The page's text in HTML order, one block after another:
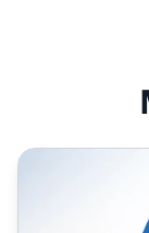
Wie der AIDA-